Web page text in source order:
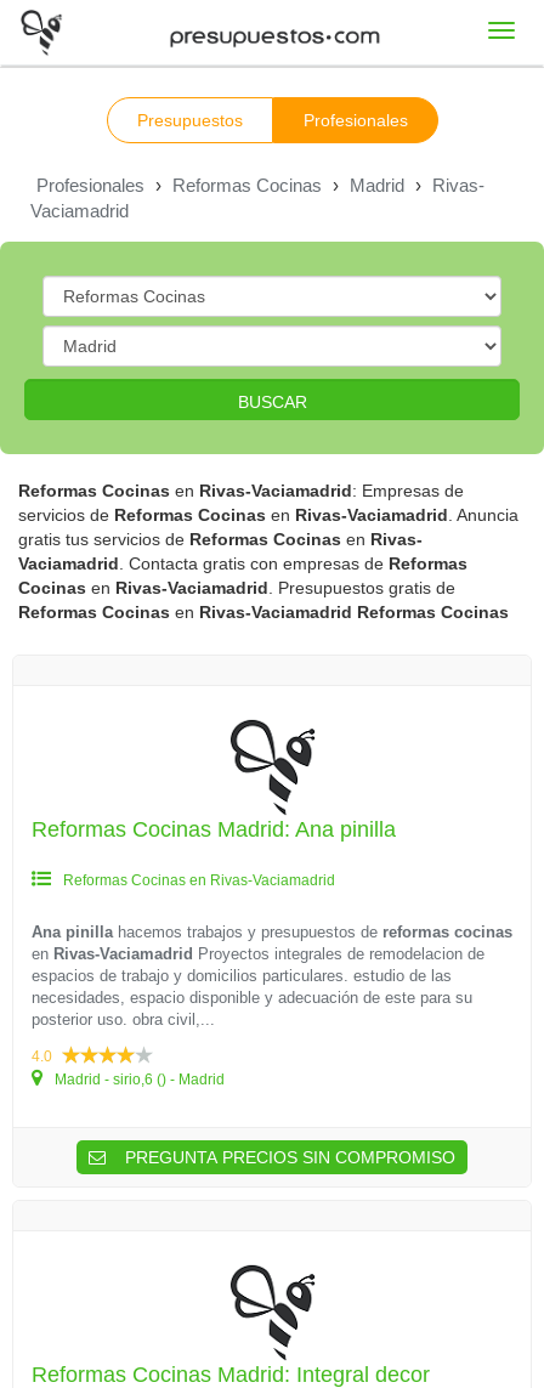
Presupuestos Profesionales
Profesionales › Reformas Cocinas › Madrid › Rivas-
Vaciamadrid
BUSCAR
Reformas Cocinas en Rivas-Vaciamadrid: Empresas de
servicios de Reformas Cocinas en Rivas-Vaciamadrid . Anuncia
gratis tus servicios de Reformas Cocinas en Rivas-
Vaciamadrid . Contacta gratis con empresas de Reformas
Cocinas en Rivas-Vaciamadrid . Presupuestos gratis de
Reformas Cocinas en Rivas-Vaciamadrid Reformas Cocinas
Reformas Cocinas Madrid: Ana pinilla
Reformas Cocinas en Rivas-Vaciamadrid
Ana pinillahacemos trabajos y presupuestos de reformas cocinas
en Rivas-Vaciamadrid Proyectos integrales de remodelacion de
espacios de trabajo y domicilios particulares. estudio de las
necesidades, espacio disponible y adecuación de este para su
posterior uso. obra civil,...
4.0
Madrid - sirio,6 () - Madrid
PREGUNTA PRECIOS SIN COMPROMISO
Reformas Cocinas Madrid: Integral decor